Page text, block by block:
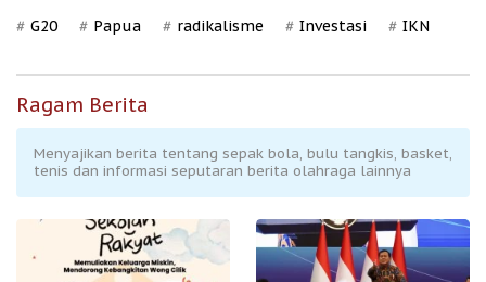
G20 Papua radikalisme Investasi IKN
Ragam Berita
Menyajikan berita tentang sepak bola, bulu tangkis, basket,
tenis dan informasi seputaran berita olahraga lainnya